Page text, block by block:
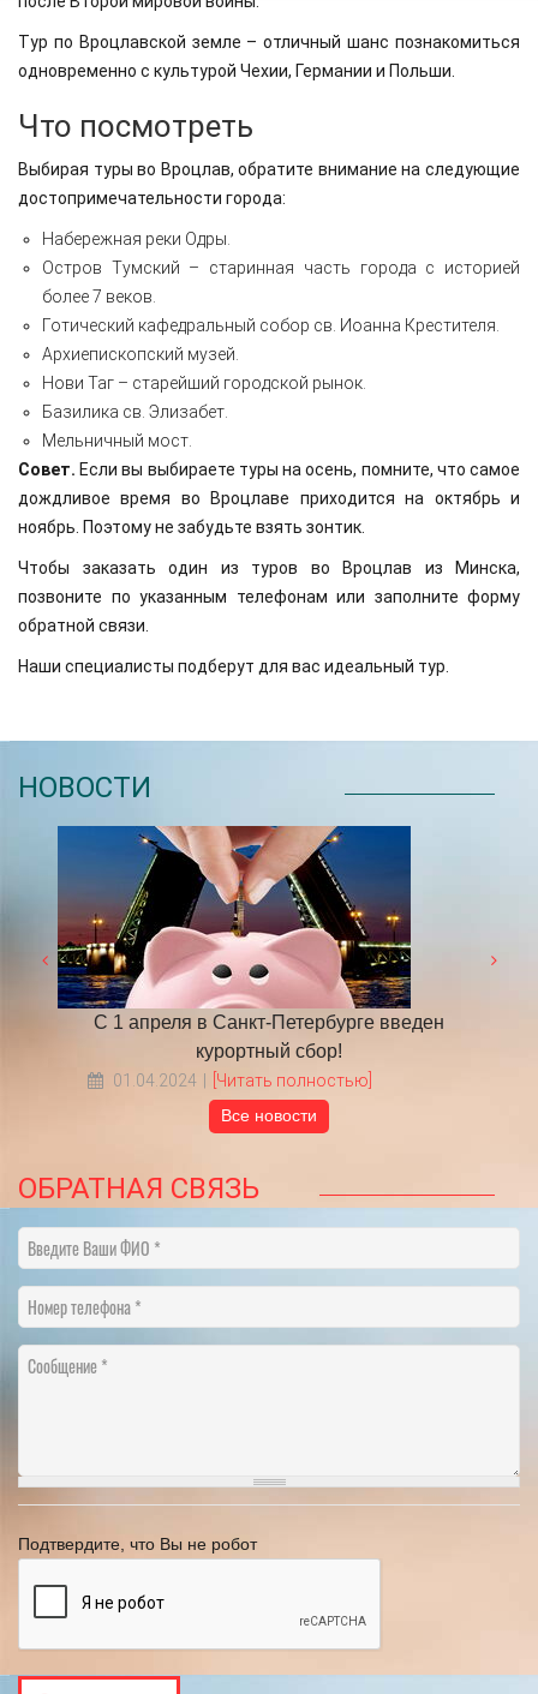
Тур по Вроцлавской земле – отличный шанс познакомиться
одновременно с культурой Чехии, Германии и Польши.
Что посмотреть
Выбирая туры во Вроцлав, обратите внимание на следующие
достопримечательности города:
Набережная реки Одры.
Остров Тумский – старинная часть города с историей
более 7 веков.
Готический кафедральный собор св. Иоанна Крестителя.
Архиепископский музей.
Нови Таг – старейший городской рынок.
Базилика св. Элизабет.
Мельничный мост.
Совет. Если вы выбираете туры на осень, помните, что самое
дождливое время во Вроцлаве приходится на октябрь и
ноябрь. Поэтому не забудьте взять зонтик.
Чтобы заказать один из туров во Вроцлав из Минска,
позвоните по указанным телефонам или заполните форму
обратной связи.
Наши специалисты подберут для вас идеальный тур.
НОВОСТИ
С 1 апреля в Санкт-Петербурге введен
курортный сбор!
01.04.2024 [Читать полностью]
Все новости
ОБРАТНАЯ СВЯЗЬ
Введите Ваши ФИО
Номер телефона
Сообщение
Подтвердите, что Вы не робот